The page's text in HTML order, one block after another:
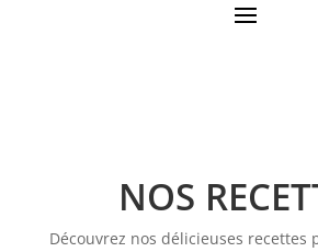
NOS
Découvrez nos délicieuses recettes